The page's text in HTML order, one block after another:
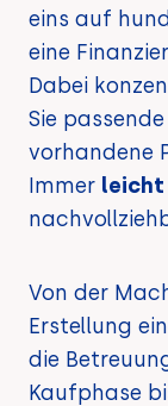
eins auf
eine
Dabei
Sie
vorhandene
Immer leicht
Von der
Erstellung
die
Kaufphase